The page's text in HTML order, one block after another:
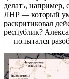
делать,
ЛНР — который
раскритиковал
республик?
— попытался